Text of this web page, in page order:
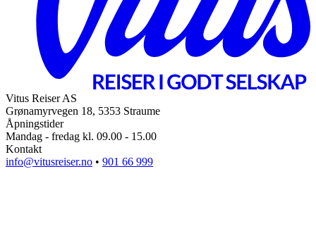
Vitus Reiser AS
Grønamyrvegen 18, 5353 Straume
Åpningstider
Mandag - fredag kl. 09.00 - 15.00
Kontakt
info@vitusreiser.no • 901 66 999